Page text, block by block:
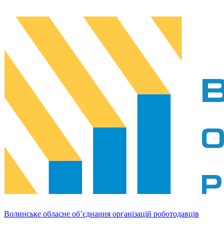
Волинське обласне об’єднання організацій роботодавців